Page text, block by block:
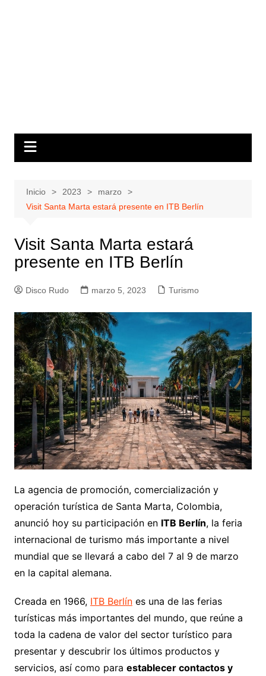
Inicio 2023
marzo
Visit Santa Marta estará presente en ITB Berlín
Visit Santa Marta estará
presente en ITB Berlín
Disco Rudo marzo 5, 2023 Turismo
La agencia de promoción, comercialización y
operación turística de Santa Marta, Colombia,
anunció hoy su participación en ITB Berlín, la feria
internacional de turismo más importante a nivel
mundial que se llevará a cabo del 7 al 9 de marzo
en la capital alemana.
Creada en 1966, ITB Berlínes una de las ferias
turísticas más importantes del mundo, que reúne a
toda la cadena de valor del sector turístico para
presentar y descubrir los últimos productos y
servicios, así como para establecer contactos y